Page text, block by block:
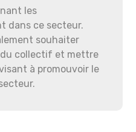
les
dans ce secteur.
souhaiter
du collectif et mettre
à promouvoir le